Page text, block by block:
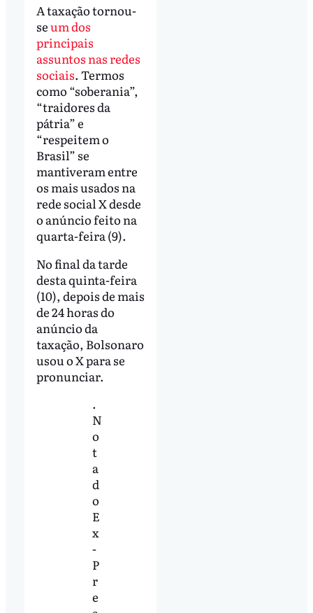
A taxação tornou-
seum dos
principais
assuntos nas redes
sociais. Termos
como “soberania”,
“traidores da
pátria” e
“respeitem o
Brasil” se
mantiveram entre
os mais usados na
rede social X desde
o anúncio feito na
quarta-feira (9).
No final da tarde
desta quinta-feira
(10), depois de mais
de 24 horas do
anúncio da
taxação, Bolsonaro
usou o X para se
pronunciar.
.
N
o
t
a
d
o
E
x
-
P
r
e